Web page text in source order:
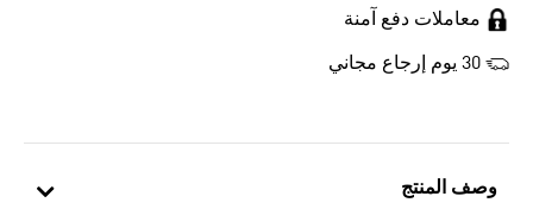
وصف المنتج
معاملات دفع آمنة